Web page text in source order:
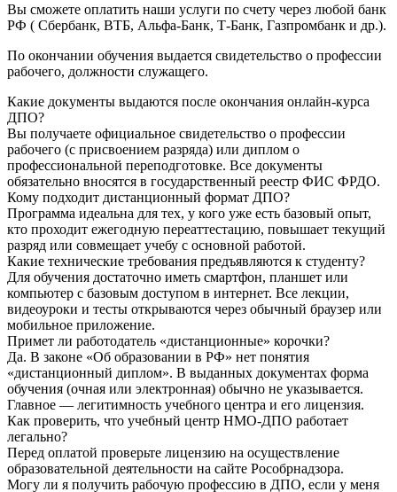
Вы сможете оплатить наши услуги по счету через любой банк
РФ ( Сбербанк, ВТБ, Альфа-Банк, Т-Банк, Газпромбанк и др.).
По окончании обучения выдается свидетельство о профессии
рабочего, должности служащего.
Какие документы выдаются после окончания онлайн-курса
ДПО?
Вы получаете официальное свидетельство о профессии
рабочего (с присвоением разряда) или диплом о
профессиональной переподготовке. Все документы
обязательно вносятся в государственный реестр ФИС ФРДО.
Кому подходит дистанционный формат ДПО?
Программа идеальна для тех, у кого уже есть базовый опыт,
кто проходит ежегодную переаттестацию, повышает текущий
разряд или совмещает учебу с основной работой.
Какие технические требования предъявляются к студенту?
Для обучения достаточно иметь смартфон, планшет или
компьютер с базовым доступом в интернет. Все лекции,
видеоуроки и тесты открываются через обычный браузер или
мобильное приложение.
Примет ли работодатель «дистанционные» корочки?
Да. В законе «Об образовании в РФ» нет понятия
«дистанционный диплом». В выданных документах форма
обучения (очная или электронная) обычно не указывается.
Главное — легитимность учебного центра и его лицензия.
Как проверить, что учебный центр НМО-ДПО работает
легально?
Перед оплатой проверьте лицензию на осуществление
образовательной деятельности на сайте Рособрнадзора.
Могу ли я получить рабочую профессию в ДПО, если у меня